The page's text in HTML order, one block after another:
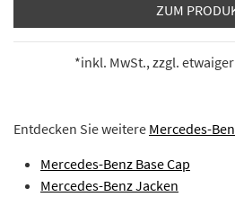
ZUM
*inkl. MwSt., zzgl. etwaiger
Entdecken Sie weitere Mercedes-
Mercedes-Benz Base Cap
Mercedes-Benz Jacken